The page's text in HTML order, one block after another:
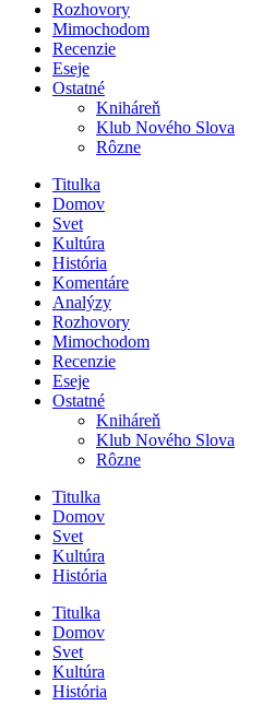
Rozhovory
Mimochodom
Recenzie
Eseje
Ostatné
Kniháreň
Klub Nového Slova
Rôzne
Titulka
Domov
Svet
Kultúra
História
Komentáre
Analýzy
Rozhovory
Mimochodom
Recenzie
Eseje
Ostatné
Kniháreň
Klub Nového Slova
Rôzne
Titulka
Domov
Svet
Kultúra
História
Titulka
Domov
Svet
Kultúra
História